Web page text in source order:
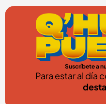
Suscríbete a
Para estar al día